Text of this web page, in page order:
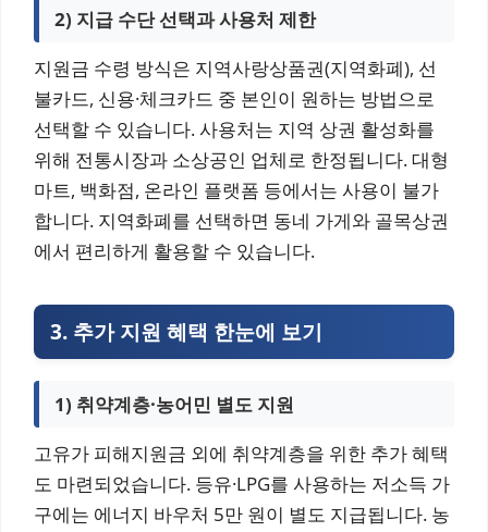
2) 지급 수단 선택과 사용처 제한
지원금 수령 방식은 지역사랑상품권(지역화폐), 선
불카드, 신용·체크카드 중 본인이 원하는 방법으로
선택할 수 있습니다. 사용처는 지역 상권 활성화를
위해 전통시장과 소상공인 업체로 한정됩니다. 대형
마트, 백화점, 온라인 플랫폼 등에서는 사용이 불가
합니다. 지역화폐를 선택하면 동네 가게와 골목상권
에서 편리하게 활용할 수 있습니다.
3. 추가 지원 혜택 한눈에 보기
1) 취약계층·농어민 별도 지원
고유가 피해지원금 외에 취약계층을 위한 추가 혜택
도 마련되었습니다. 등유·LPG를 사용하는 저소득 가
구에는 에너지 바우처 5만 원이 별도 지급됩니다. 농